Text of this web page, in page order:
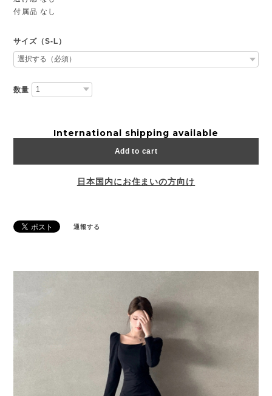
付属品 なし
サイズ（S-L）
数量
International shipping available
Add to cart
日本国内にお住まいの方向け
通報する